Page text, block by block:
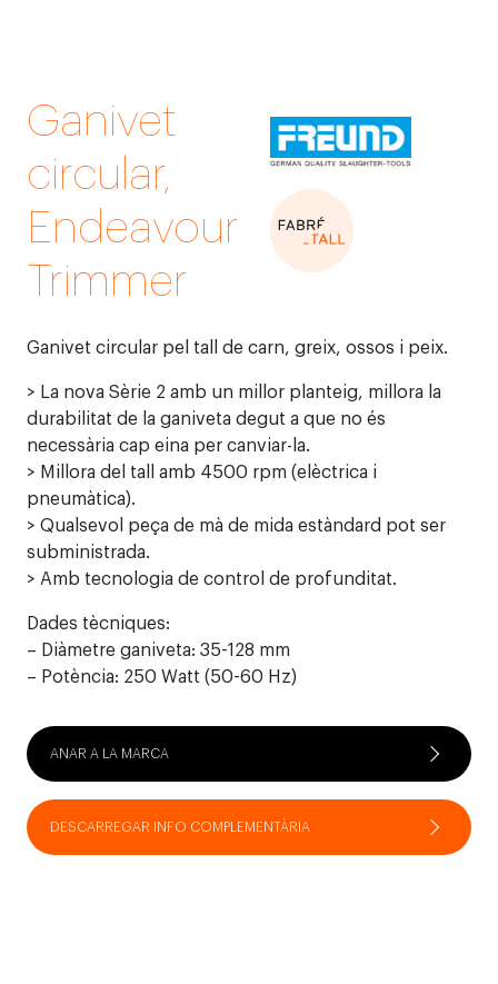
Ganivet
circular,
Endeavour
Trimmer
Ganivet circular pel tall de carn, greix, ossos i peix.
> La nova Sèrie 2 amb un millor planteig, millora la
durabilitat de la ganiveta degut a que no és
necessària cap eina per canviar-la.
> Millora del tall amb 4500 rpm (elèctrica i
pneumàtica).
> Qualsevol peça de mà de mida estàndard pot ser
subministrada.
> Amb tecnologia de control de profunditat.
Dades tècniques:
– Diàmetre ganiveta: 35-128 mm
– Potència: 250 Watt (50-60 Hz)
ANAR A LA MARCA
DESCARREGAR INFO COMPLEMENTÀRIA